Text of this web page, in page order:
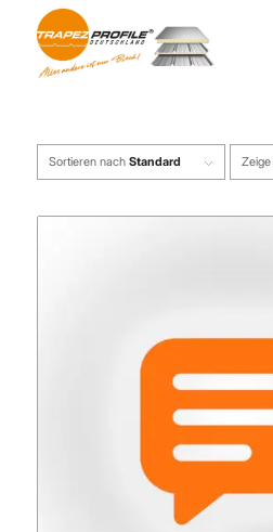
Sortieren nach Standard Zeige